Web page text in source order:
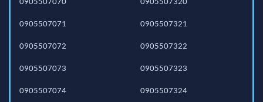
0905507070
0905507071
0905507072
0905507073
0905507074
0905507320
0905507321
0905507322
0905507323
0905507324